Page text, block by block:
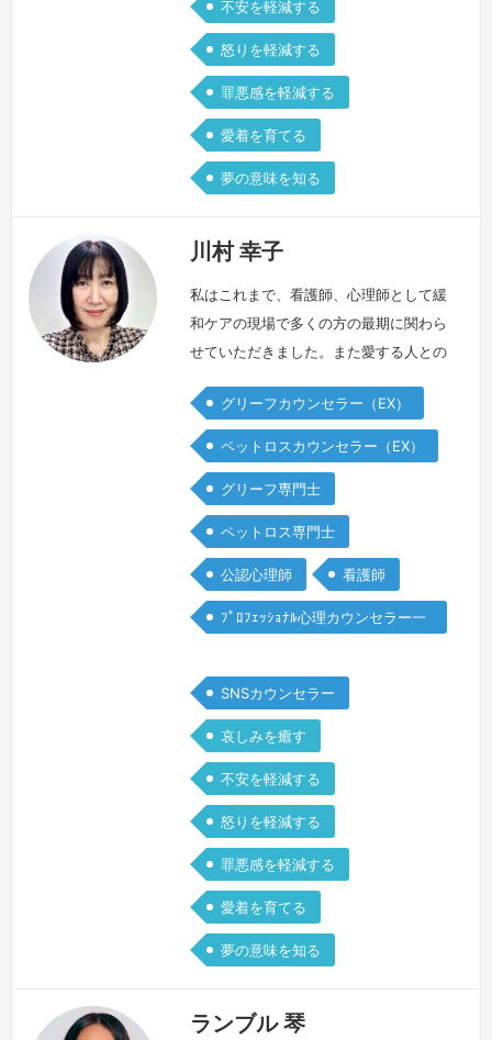
不安を軽減する
怒りを軽減する
罪悪感を軽減する
愛着を育てる
夢の意味を知る
川村 幸子
私はこれまで、看護師、心理師として緩
和ケアの現場で多くの方の最期に関わら
せていただきました。また愛する人との
族にも心を寄せて参りました。その私
が、最愛の父をガンで亡くすという経験
をいたしました。「大したことないか
ら。手術すればすぐ良くなるよ。」そう
言っていた父は、わずか4ヶ月で逝って
しまいました。私がついていながら…。
私は父の病気に気付けなかった自分を責
め、後悔…
続きを見る »
グリーフカウンセラー（EX）
ペットロスカウンセラー（EX）
グリーフ専門士
ペットロス専門士
公認心理師 看護師
ﾌﾟﾛﾌｪｯｼｮﾅﾙ心理カウンセラー一
SNSカウンセラー
哀しみを癒す
不安を軽減する
怒りを軽減する
罪悪感を軽減する
愛着を育てる
夢の意味を知る
ランブル 琴